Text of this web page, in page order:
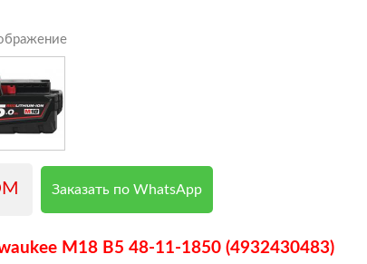
Заказать по WhatsApp
M18 B5 48-11-1850 (4932430483)